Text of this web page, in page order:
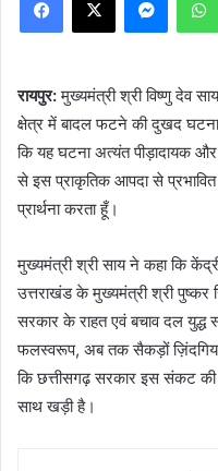
रायपुर:मुख्यमंत्री श्री विष्णु देव
क्षेत्र में बादल फटने की दुखद
कि यह घटना अत्यंत पीड़ादायक
से इस प्राकृतिक आपदा से
प्रार्थना करता हूँ।
मुख्यमंत्री श्री साय ने कहा कि
उत्तराखंड के मुख्यमंत्री श्री पुष्कर
सरकार के राहत एवं बचाव दल युद्ध
फलस्वरूप, अब तक सैकड़ों
कि छत्तीसगढ़ सरकार इस संकट की
साथ खड़ी है।